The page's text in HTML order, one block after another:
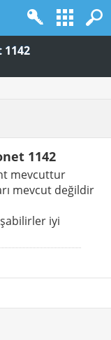
1142
1142
mevcuttur
mevcut değildir
iyi